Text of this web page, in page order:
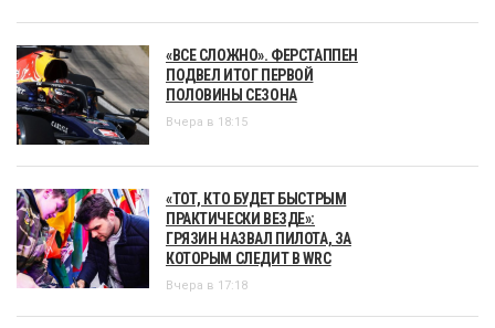
«ВСЕ СЛОЖНО». ФЕРСТАППЕН
ПОДВЕЛ ИТОГ ПЕРВОЙ
ПОЛОВИНЫ СЕЗОНА
Вчера в 18:15
«ТОТ, КТО БУДЕТ БЫСТРЫМ
ПРАКТИЧЕСКИ ВЕЗДЕ»:
ГРЯЗИН НАЗВАЛ ПИЛОТА, ЗА
КОТОРЫМ СЛЕДИТ В WRC
Вчера в 17:18